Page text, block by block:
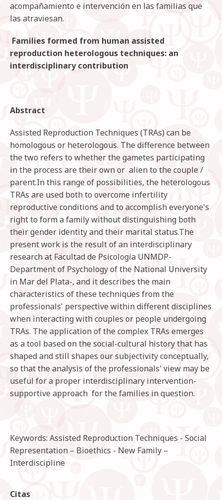
acompañamiento e intervención en las familias que
las atraviesan.
Families formed from human assisted
reproduction heterologous techniques: an
interdisciplinary contribution
Abstract
Assisted Reproduction Techniques (TRAs) can be
homologous or heterologous. The difference between
the two refers to whether the gametes participating
in the process are their own or alien to the couple /
parent.In this range of possibilities, the heterologous
TRAs are used both to overcome infertility
reproductive conditions and to accomplish everyone's
right to form a family without distinguishing both
their gender identity and their marital status.The
present work is the result of an interdisciplinary
research at Facultad de Psicología UNMDP-
Department of Psychology of the National University
in Mar del Plata-, and it describes the main
characteristics of these techniques from the
professionals' perspective within different disciplines
when interacting with couples or people undergoing
TRAs. The application of the complex TRAs emerges
as a tool based on the social-cultural history that has
shaped and still shapes our subjectivity conceptually,
so that the analysis of the professionals' view may be
useful for a proper interdisciplinary intervention-
supportive approach for the families in question.
Keywords: Assisted Reproduction Techniques - Social
Representation – Bioethics - New Family –
Interdiscipline
Citas